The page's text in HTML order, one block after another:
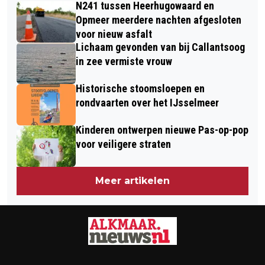
N241 tussen Heerhugowaard en
Opmeer meerdere nachten afgesloten
voor nieuw asfalt
Lichaam gevonden van bij Callantsoog
in zee vermiste vrouw
Historische stoomsloepen en
rondvaarten over het IJsselmeer
Kinderen ontwerpen nieuwe Pas-op-pop
voor veiligere straten
Meer artikelen